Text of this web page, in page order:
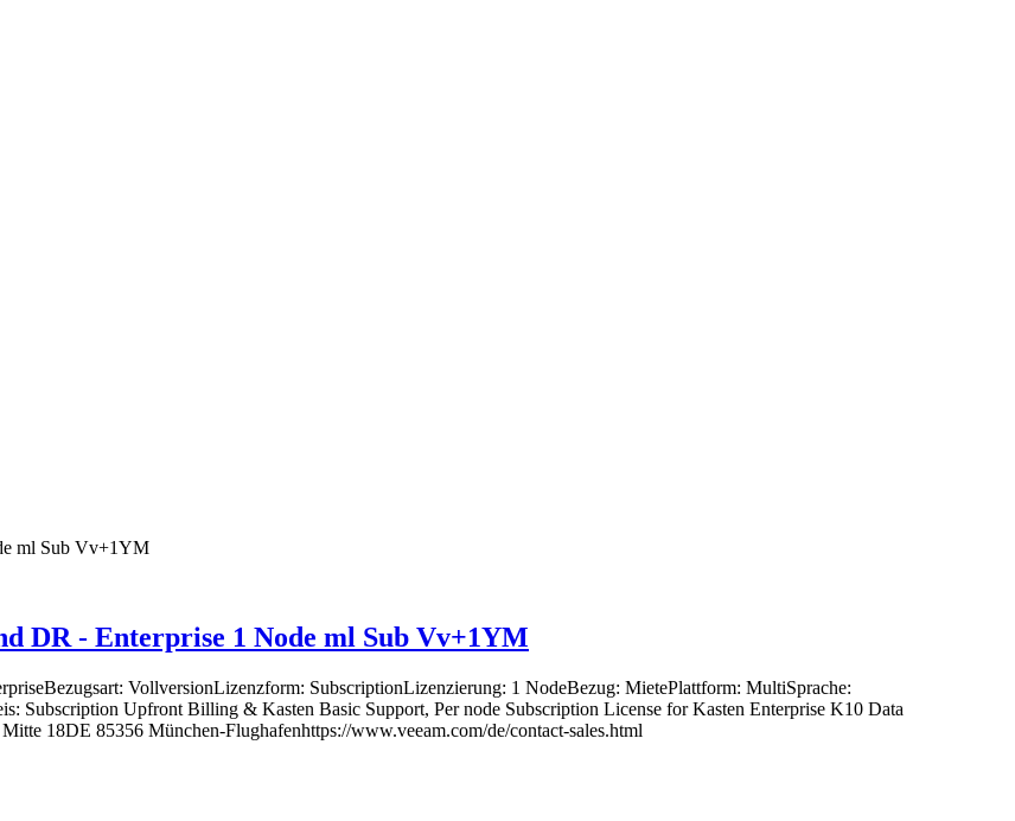
DR - Enterprise 1 Node ml Sub Vv+1YM
VollversionLizenzform: SubscriptionLizenzierung: 1 NodeBezug: MietePlattform: MultiSprache:
Subscription Upfront Billing & Kasten Basic Support, Per node Subscription License for Kasten Enterprise K10 Data
18DE 85356 München-Flughafenhttps://www.veeam.com/de/contact-sales.html